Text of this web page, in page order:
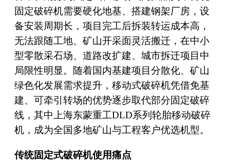
固定破碎机需要硬化地基、搭建钢架厂房，设
备安装周期长，项目完工后拆装转运成本高，
无法跟随工地、矿山开采面灵活搬迁，在中小
型零散采石场、道路改扩建、城市拆迁项目中
局限性明显。随着国内基建项目分散化、矿山
绿色化发展需求提升，移动式破碎机凭借免基
建、可牵引转场的优势逐步取代部分固定破碎
线，其中上海东蒙重工DLD系列轮胎移动破碎
机，成为全国多地矿山与工程客户优选机型。
传统固定式破碎机使用痛点